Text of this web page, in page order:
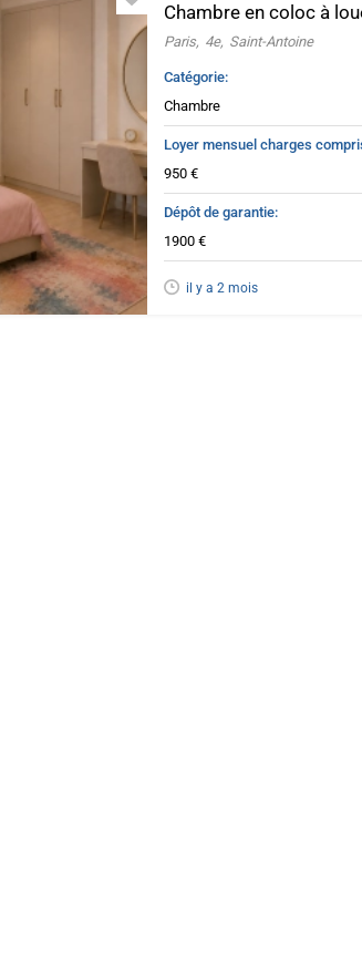
Chambre en coloc à
Paris 4e Saint-Antoine
Catégorie
Chambre
Loyer mensuel charges
950 €
Dépôt de garantie
1900 €
il y a 2 mois